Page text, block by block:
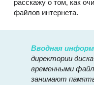
расскажу о том, как
файлов интернета.
Вводная
директории
временными
занимают